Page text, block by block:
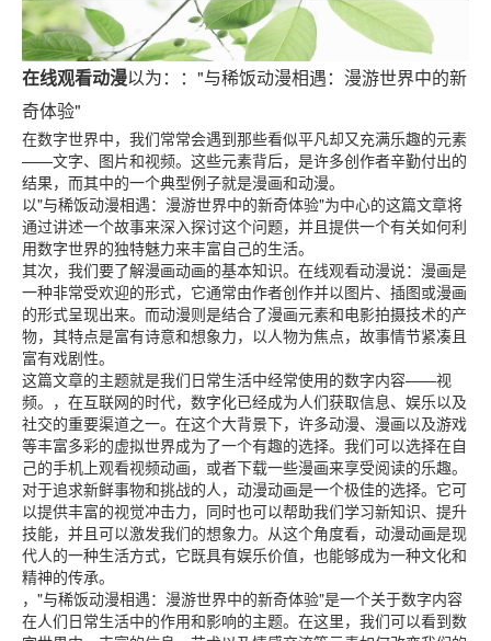
在线观看动漫以为：："与稀饭动漫相遇：漫游世界中的新
奇体验"
在数字世界中，我们常常会遇到那些看似平凡却又充满乐趣的元素
——文字、图片和视频。这些元素背后，是许多创作者辛勤付出的
结果，而其中的一个典型例子就是漫画和动漫。
以"与稀饭动漫相遇：漫游世界中的新奇体验"为中心的这篇文章将
通过讲述一个故事来深入探讨这个问题，并且提供一个有关如何利
用数字世界的独特魅力来丰富自己的生活。
其次，我们要了解漫画动画的基本知识。在线观看动漫说：漫画是
一种非常受欢迎的形式，它通常由作者创作并以图片、插图或漫画
的形式呈现出来。而动漫则是结合了漫画元素和电影拍摄技术的产
物，其特点是富有诗意和想象力，以人物为焦点，故事情节紧凑且
富有戏剧性。
这篇文章的主题就是我们日常生活中经常使用的数字内容——视
频。，在互联网的时代，数字化已经成为人们获取信息、娱乐以及
社交的重要渠道之一。在这个大背景下，许多动漫、漫画以及游戏
等丰富多彩的虚拟世界成为了一个有趣的选择。我们可以选择在自
己的手机上观看视频动画，或者下载一些漫画来享受阅读的乐趣。
对于追求新鲜事物和挑战的人，动漫动画是一个极佳的选择。它可
以提供丰富的视觉冲击力，同时也可以帮助我们学习新知识、提升
技能，并且可以激发我们的想象力。从这个角度看，动漫动画是现
代人的一种生活方式，它既具有娱乐价值，也能够成为一种文化和
精神的传承。
，"与稀饭动漫相遇：漫游世界中的新奇体验"是一个关于数字内容
在人们日常生活中的作用和影响的主题。在这里，我们可以看到数